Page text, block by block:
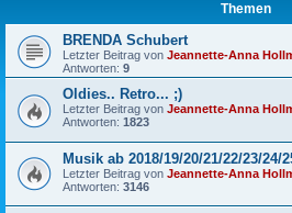
Themen
BRENDA Schubert
Letzter Beitrag von Jeannette-Anna
Antworten: 9
Oldies.. Retro... ;)
Letzter Beitrag von Jeannette-Anna
Antworten: 1823
Musik ab 2018/19/20/21/22/23/24/
Letzter Beitrag von Jeannette-Anna
Antworten: 3146